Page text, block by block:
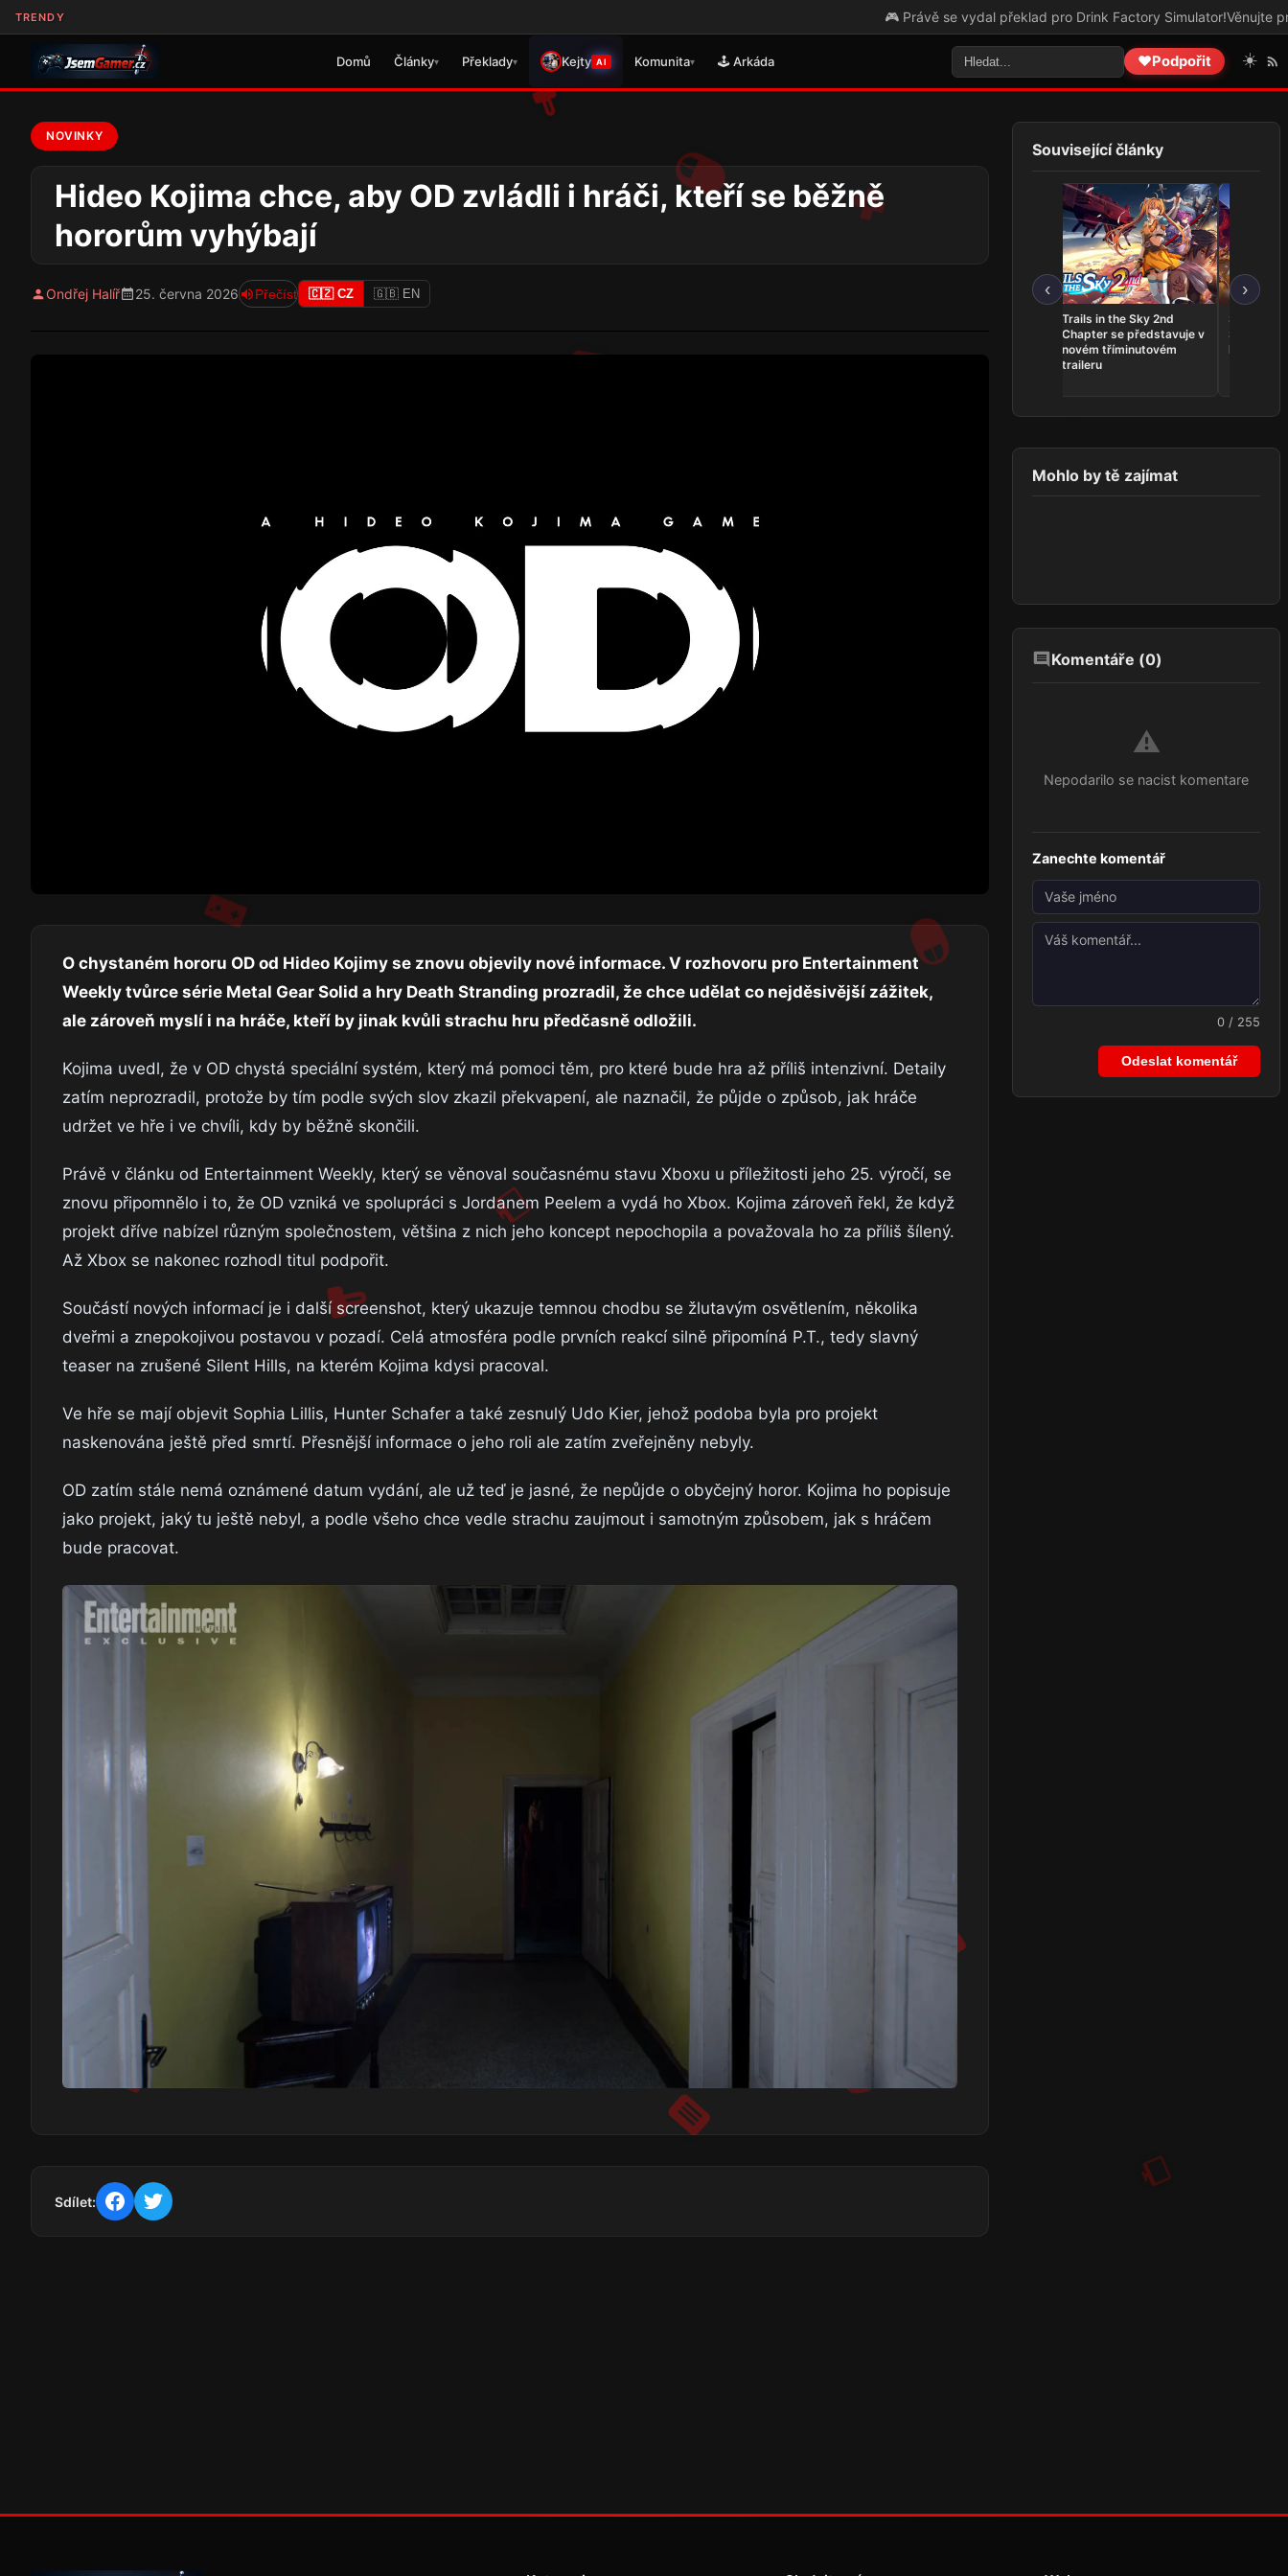
TRENDY 🎮 Právě se vydal překlad pro Drink Factory Simulator! Věnujte prosím
Domů Články▾ Překlady▾ Kejty AI Komunita▾ 🕹️ Arkáda ❤️Podpořit ☀️
NOVINKY
Hideo Kojima chce, aby OD zvládli i hráči, kteří se běžně
hororům vyhýbají
Ondřej Halíř 25. června 2026 Přečíst 🇨🇿 CZ 🇬🇧 EN
O chystaném hororu OD od Hideo Kojimy se znovu objevily nové informace. V rozhovoru pro Entertainment
Weekly tvůrce série Metal Gear Solid a hry Death Stranding prozradil, že chce udělat co nejděsivější zážitek,
ale zároveň myslí i na hráče, kteří by jinak kvůli strachu hru předčasně odložili.
Kojima uvedl, že v OD chystá speciální systém, který má pomoci těm, pro které bude hra až příliš intenzivní. Detaily
zatím neprozradil, protože by tím podle svých slov zkazil překvapení, ale naznačil, že půjde o způsob, jak hráče
udržet ve hře i ve chvíli, kdy by běžně skončili.
Právě v článku od Entertainment Weekly, který se věnoval současnému stavu Xboxu u příležitosti jeho 25. výročí, se
znovu připomnělo i to, že OD vzniká ve spolupráci s Jordanem Peelem a vydá ho Xbox. Kojima zároveň řekl, že když
projekt dříve nabízel různým společnostem, většina z nich jeho koncept nepochopila a považovala ho za příliš šílený.
Až Xbox se nakonec rozhodl titul podpořit.
Součástí nových informací je i další screenshot, který ukazuje temnou chodbu se žlutavým osvětlením, několika
dveřmi a znepokojivou postavou v pozadí. Celá atmosféra podle prvních reakcí silně připomíná P.T., tedy slavný
teaser na zrušené Silent Hills, na kterém Kojima kdysi pracoval.
Ve hře se mají objevit Sophia Lillis, Hunter Schafer a také zesnulý Udo Kier, jehož podoba byla pro projekt
naskenována ještě před smrtí. Přesnější informace o jeho roli ale zatím zveřejněny nebyly.
OD zatím stále nemá oznámené datum vydání, ale už teď je jasné, že nepůjde o obyčejný horor. Kojima ho popisuje
jako projekt, jaký tu ještě nebyl, a podle všeho chce vedle strachu zaujmout i samotným způsobem, jak s hráčem
bude pracovat.
Sdílet:
Související články
‹
Trails in the Sky 2nd
Chapter se představuje v
novém tříminutovém
traileru
Serious
konci
›
Mohlo by tě zajímat
Komentáře (0)
⚠️
Nepodarilo se nacist komentare
Zanechte komentář
0 / 255
Odeslat komentář